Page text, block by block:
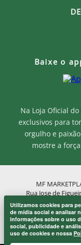
Onde eu sou de
Laranjeiras 1902.
Utilizamos cookies para
de mídia social e analisar
informações sobre o uso
social, publicidade e
uso de cookies e nossa
Na Loja Oficial
exclusivos para
orgulho e
mostre a
Baixe o
MF
Rua Jose de
Atendimento ao
Atendimento de 8:00h